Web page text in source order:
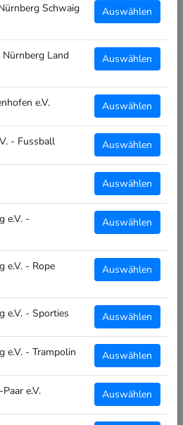
Schwaig
Auswählen
Land
Auswählen
e.V. Auswählen
- Fussball Auswählen
Auswählen
e.V. -
Auswählen
e.V. - Rope
Auswählen
e.V. - Sporties Auswählen
e.V. - Trampolin Auswählen
e.V. Auswählen
ERIMA
X-PLATE SVM FB
XS SVM F
€24,95
inkl. MwSt
L XL
WARENKORB